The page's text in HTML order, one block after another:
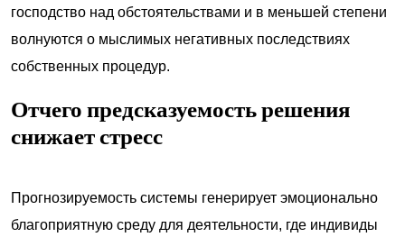
господство над обстоятельствами и в меньшей степени
волнуются о мыслимых негативных последствиях
собственных процедур.
Отчего предсказуемость решения
снижает стресс
Прогнозируемость системы генерирует эмоционально
благоприятную среду для деятельности, где индивиды